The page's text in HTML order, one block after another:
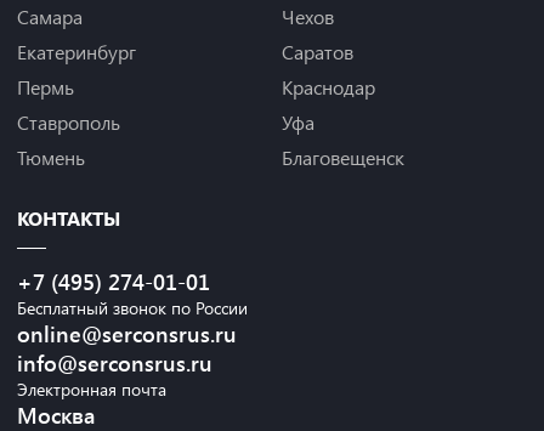
Самара
Екатеринбург
Пермь
Ставрополь
Тюмень
Чехов
Саратов
Краснодар
Уфа
Благовещенск
КОНТАКТЫ
+7 (495) 274-01-01
Бесплатный звонок по России
online@serconsrus.ru
info@serconsrus.ru
Электронная почта
Москва